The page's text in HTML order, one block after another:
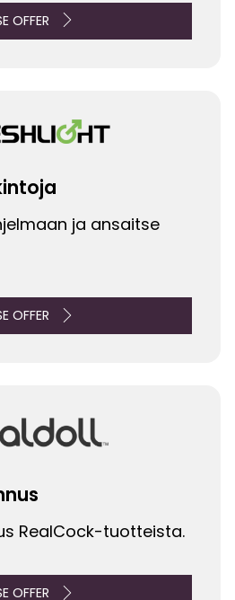
OFFER
ja ansaitse
OFFER
RealCock-tuotteista.
OFFER